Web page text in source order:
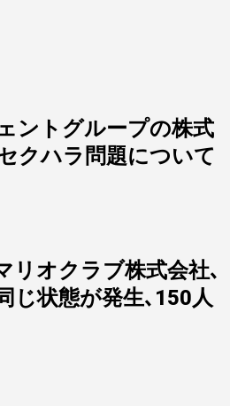
ントグループの株式
クハラ問題について
リオクラブ株式会社､
じ状態が発生､150人